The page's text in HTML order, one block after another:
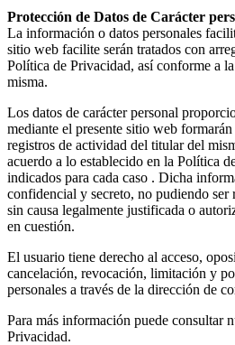
Protección de Datos de Carácter
La información o datos personales
sitio web facilite serán tratados con
Política de Privacidad, así conforme a
misma.
Los datos de carácter personal
mediante el presente sitio web
registros de actividad del titular del
acuerdo a lo establecido en la Política
indicados para cada caso . Dicha
confidencial y secreto, no pudiendo ser
sin causa legalmente justificada o
en cuestión.
El usuario tiene derecho al acceso,
cancelación, revocación, limitación y
personales a través de la dirección de
Para más información puede consultar
Privacidad.